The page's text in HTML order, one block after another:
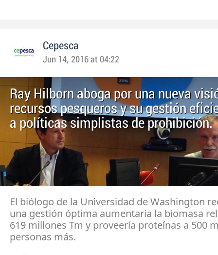
Cepesca
Jun 14, 2016 at 04:22
Ray Hilborn aboga por una nueva
recursos pesqueros y su gestión
a políticas simplistas de prohibición.
El biólogo de la Universidad de Washington
una gestión óptima aumentaría la biomasa
619 millones Tm y proveería proteínas a 500
personas más.